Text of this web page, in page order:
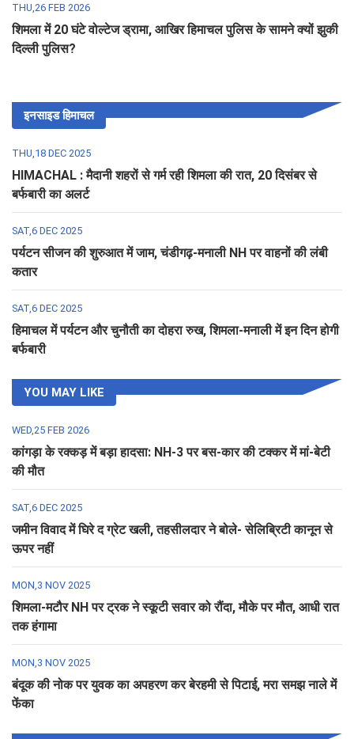
THU,26 FEB 2026
शिमला में 20 घंटे वोल्टेज ड्रामा, आखिर हिमाचल पुलिस के सामने क्यों झुकी
दिल्ली पुलिस?
इनसाइड हिमाचल
THU,18 DEC 2025
HIMACHAL : मैदानी शहरों से गर्म रही शिमला की रात, 20 दिसंबर से
बर्फबारी का अलर्ट
SAT,6 DEC 2025
पर्यटन सीजन की शुरुआत में जाम, चंडीगढ़-मनाली NH पर वाहनों की लंबी
कतार
SAT,6 DEC 2025
हिमाचल में पर्यटन और चुनौती का दोहरा रुख, शिमला-मनाली में इन दिन होगी
बर्फबारी
YOU MAY LIKE
WED,25 FEB 2026
कांगड़ा के रक्कड़ में बड़ा हादसा: NH-3 पर बस-कार की टक्कर में मां-बेटी
की मौत
SAT,6 DEC 2025
जमीन विवाद में घिरे द ग्रेट खली, तहसीलदार ने बोले- सेलिब्रिटी कानून से
ऊपर नहीं
MON,3 NOV 2025
शिमला-मटौर NH पर ट्रक ने स्कूटी सवार को रौंदा, मौके पर मौत, आधी रात
तक हंगामा
MON,3 NOV 2025
बंदूक की नोक पर युवक का अपहरण कर बेरहमी से पिटाई, मरा समझ नाले में
फेंका